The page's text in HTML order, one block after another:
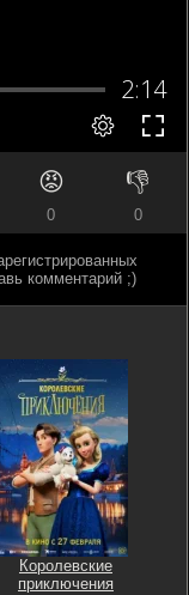
😡
0
👎
0
комментарий ;)
Королевские
приключения